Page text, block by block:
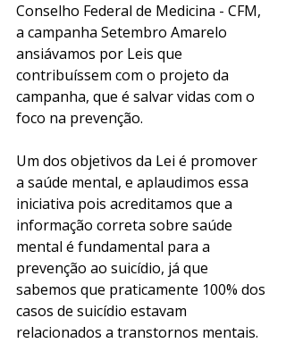
Conselho Federal de Medicina - CFM,
a campanha Setembro Amarelo
ansiávamos por Leis que
contribuíssem com o projeto da
campanha, que é salvar vidas com o
foco na prevenção.
Um dos objetivos da Lei é promover
a saúde mental, e aplaudimos essa
iniciativa pois acreditamos que a
informação correta sobre saúde
mental é fundamental para a
prevenção ao suicídio, já que
sabemos que praticamente 100% dos
casos de suicídio estavam
relacionados a transtornos mentais.